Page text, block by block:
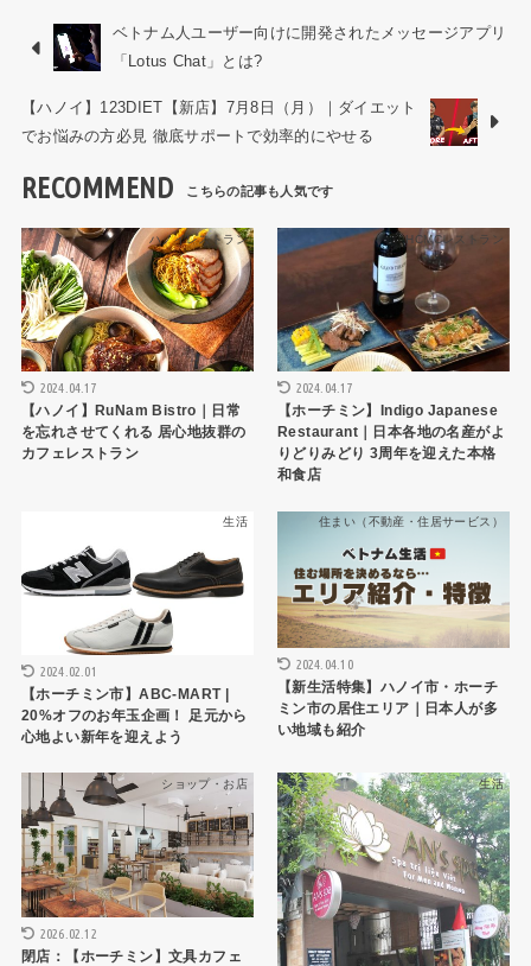
ベトナム人ユーザー向けに開発されたメッセージアプリ
「Lotus Chat」とは?
【ハノイ】123DIET【新店】7月8日（月）｜ダイエット
でお悩みの方必見 徹底サポートで効率的にやせる
RECOMMEND
ハノイレストラン
2024.04.17
【ハノイ】RuNam Bistro｜日常
を忘れさせてくれる 居心地抜群の
カフェレストラン
HCMCレストラン
2024.04.17
【ホーチミン】Indigo Japanese
Restaurant｜日本各地の名産がよ
りどりみどり 3周年を迎えた本格
和食店
生活
2024.02.01
【ホーチミン市】ABC-MART |
20%オフのお年玉企画！ 足元から
心地よい新年を迎えよう
住まい（不動産・住居サービス）
2024.04.10
【新生活特集】ハノイ市・ホーチ
ミン市の居住エリア｜日本人が多
い地域も紹介
ショップ・お店
2026.02.12
閉店：【ホーチミン】文具カフェ
生活